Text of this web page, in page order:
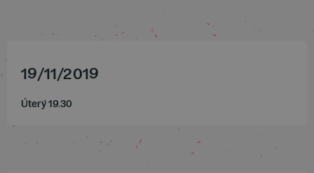
19/11/2019
Úterý 19.30